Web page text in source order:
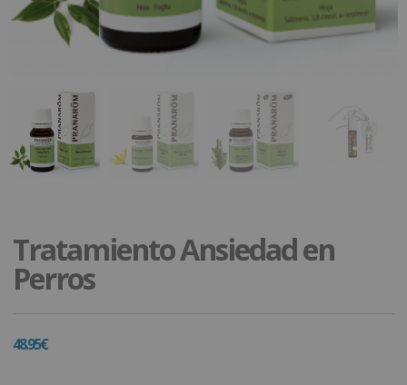
Tratamiento Ansiedad en
Perros
48.95€